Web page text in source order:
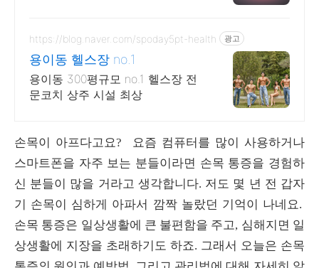
https://blog.naver.com/spoday5pt-health 광고
용이동 헬스장 no.1
용이동 300평규모 no.1 헬스장 전
문코치 상주 시설 최상
손목이 아프다고요? 요즘 컴퓨터를 많이 사용하거나
스마트폰을 자주 보는 분들이라면 손목 통증을 경험하
신 분들이 많을 거라고 생각합니다. 저도 몇 년 전 갑자
기 손목이 심하게 아파서 깜짝 놀랐던 기억이 나네요.
손목 통증은 일상생활에 큰 불편함을 주고, 심해지면 일
상생활에 지장을 초래하기도 하죠. 그래서 오늘은 손목